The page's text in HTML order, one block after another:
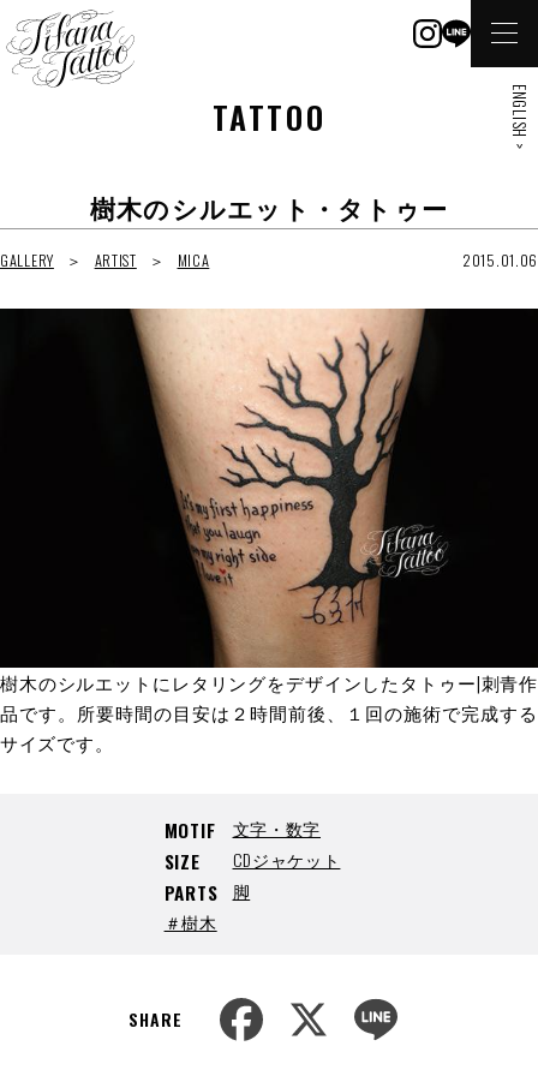
TATTOO
樹木のシルエット・タトゥー
GALLERY ARTIST MICA 2015.01.06
樹木のシルエットにレタリングをデザインしたタトゥー|刺青作
品です。所要時間の目安は２時間前後、１回の施術で完成する
サイズです。
MOTIF 文字・数字
SIZE CDジャケット
PARTS
脚
＃樹木
SHARE
ENGLISH >